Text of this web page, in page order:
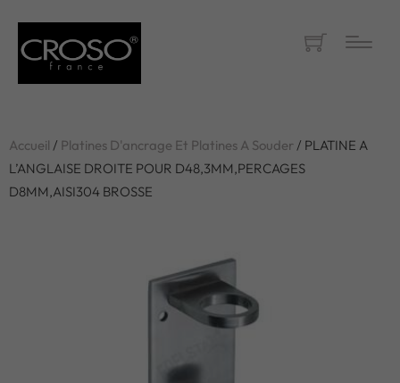
Accueil / Platines D'ancrage Et Platines A Souder/ PLATINE A
L’ANGLAISE DROITE POUR D48,3MM,PERCAGES
D8MM,AISI304 BROSSE